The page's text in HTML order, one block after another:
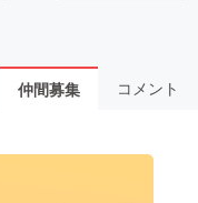
仲間募集 コメント